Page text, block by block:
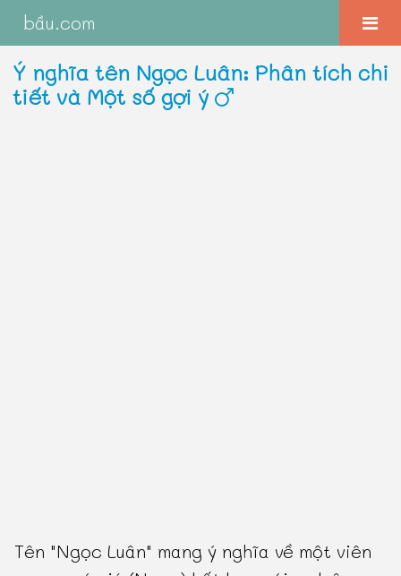
bầu.com
Ý nghĩa tên Ngọc Luân: Phân tích chi
tiết và Một số gợi ý
Tên "Ngọc Luân" mang ý nghĩa về một viên